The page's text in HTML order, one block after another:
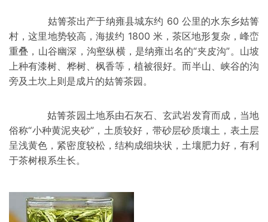
姑箐茶出产于纳雍县城东约 60 公里的水东乡姑箐
村，这里地势较高，海拔约 1800 米，茶区地形复杂，峰峦
重叠，山谷幽深，沟壑纵横，是纳雍出名的“夹皮沟”。山坡
上种有漆树 、桦树、枫香等，植被很好。而半山、峡谷的沟
旁及土坎上则是成片的姑箐茶园。
姑箐茶园土地系由石灰石、玄武岩发育而成，当地
俗称“小种黄泥夹砂”，土质较好，带砂层砂质壤土，表土层
呈浅黄色，紧密度较松，结构成细块状，土壤肥力好，有利
于茶树根系生长。